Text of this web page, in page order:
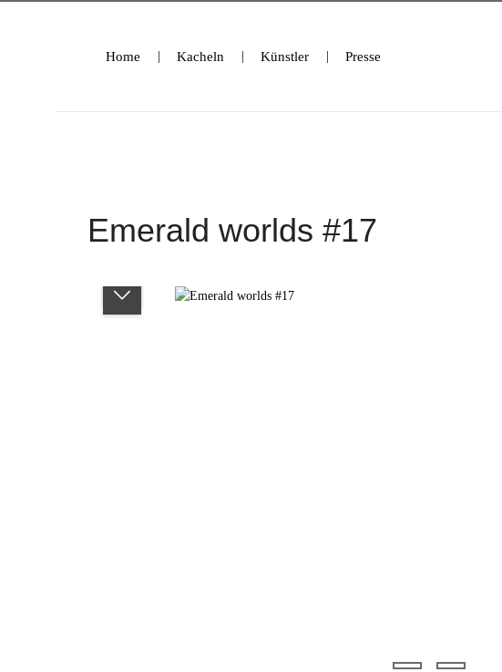
Home Kacheln Künstler Presse
Emerald worlds #17
Bildergalerie überspringen